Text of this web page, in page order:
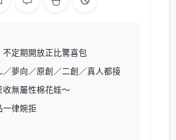
定期開放正比驚喜包
／夢向／原創／二創／真人都接
收無屬性棉花娃～
一律婉拒